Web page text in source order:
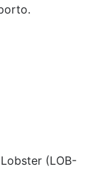
(LOB-